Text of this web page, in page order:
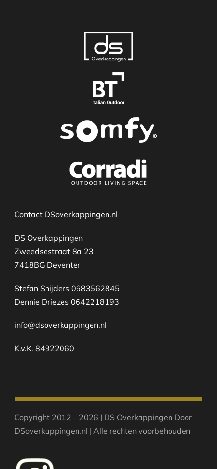
Contact DSoverkappingen.nl
DS Overkappingen
Zweedsestraat 8a 23
7418BG Deventer
Stefan Snijders 0683562845
Dennie Driezes 0642218193
info@dsoverkappingen.nl
K.v.K. 84922060
Copyright 2012 – 2026 | DS Overkappingen Door
DSoverkappingen.nl | Alle rechten voorbehouden